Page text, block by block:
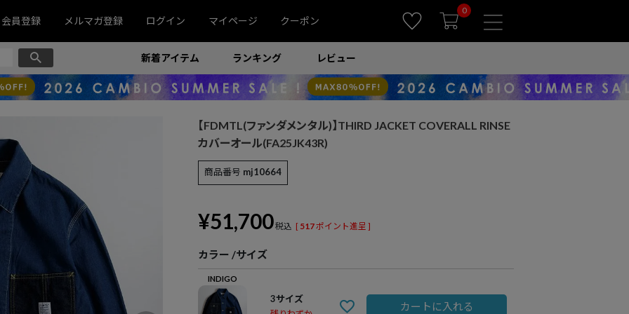
会員登録 メルマガ登録 ログイン マイページ クーポン
0
新着アイテム ランキング レビュー
【FDMTL(ファンダメンタル)】THIRD JACKET COVERALL RINSE
カバーオール(FA25JK43R)
商品番号 mj10664
¥51,700税込 [ 517ポイント進呈 ]
カラー サイズ
INDIGO
3サイズ
カートに入れる